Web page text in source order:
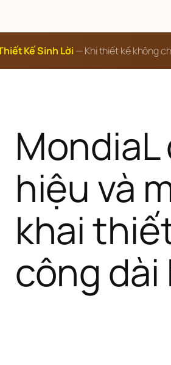
Kế Sinh Lời— Khi thiết kế không
hiệu và
khai
công dài